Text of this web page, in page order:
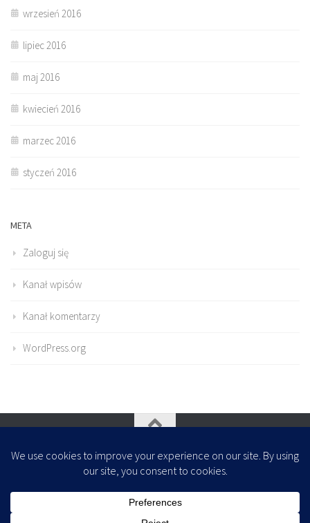
wrzesień 2016
lipiec 2016
maj 2016
kwiecień 2016
marzec 2016
styczeń 2016
META
Zaloguj się
Kanał wpisów
Kanał komentarzy
WordPress.org
- Zaprojektowany z